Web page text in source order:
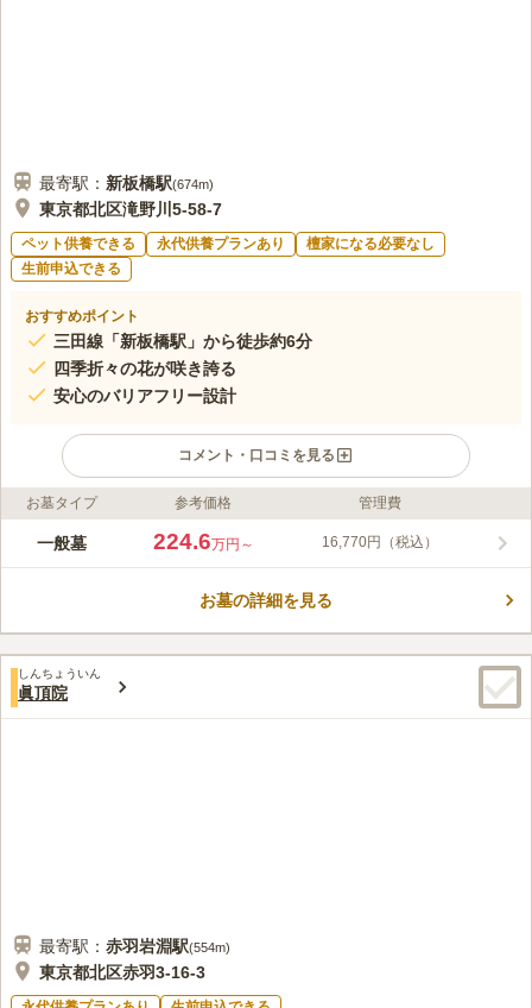
最寄駅： 新板橋駅(674m)
東京都北区滝野川5-58-7
ペット供養できる 永代供養プランあり
檀家になる必要なし
生前申込できる
おすすめポイント
三田線「新板橋駅」から徒歩約6分
四季折々の花が咲き誇る
安心のバリアフリー設計
コメント・口コミを見る
ライフドット編集部のコメント
サニープレイス福壽園（福寿園）は、都市型公園墓地です。境内
も楽しめます。また、園内はバリアフリー設計で、参道はタイル
口コミ評価
この霊園はまだ誰からも評価されていません。
お墓タイプ 参考価格 管理費
一般墓 224.6万円～ 16,770円（税込）
お墓の詳細を見る
しんちょういん
眞頂院
最寄駅： 赤羽岩淵駅(554m)
東京都北区赤羽3-16-3